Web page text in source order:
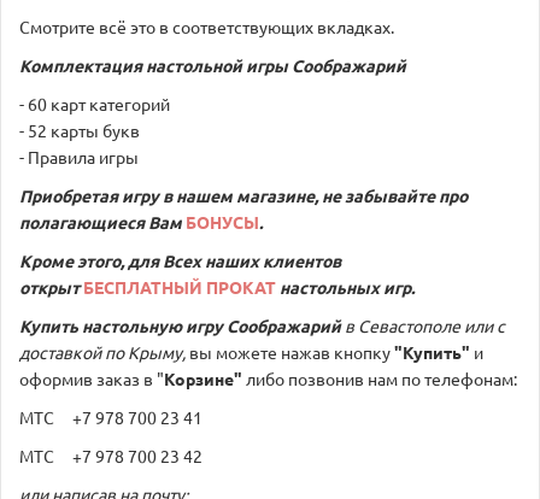
Смотрите всё это в соответствующих вкладках.
Комплектация настольной игры Соображарий
- 60 карт категорий
- 52 карты букв
- Правила игры
Приобретая игру в нашем магазине, не забывайте про
полагающиеся Вам БОНУСЫ.
Кроме этого, для Всех наших клиентов
открыт БЕСПЛАТНЫЙ ПРОКАТ настольных игр.
Купить настольную игру Соображарий в Севастополе или с
доставкой по Крыму, вы можете нажав кнопку"Купить" и
оформив заказ в "Корзине" либо позвонив нам по телефонам:
МТС +7 978 700 23 41
МТС +7 978 700 23 42
или написав на почту: